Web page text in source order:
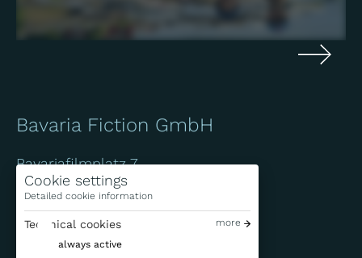
Cookie settings
Detailed cookie information
Technical cookies
more
always active
Bavaria Fiction GmbH
Bavariafilmplatz 7
D-82031 Geiselgasteig
+49 (0)89 / 6499-0
info@bavaria-fiction.de